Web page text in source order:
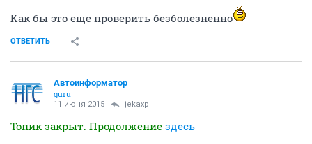
Как бы это еще проверить безболезненно
ОТВЕТИТЬ
Автоинформатор
guru
11 июня 2015 jekaxp
Топик закрыт. Продолжение здесь